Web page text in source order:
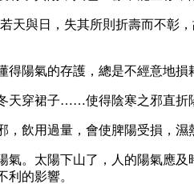
與日，失其所則折壽而不彰
陽氣的存護，總是不經意地損
穿裙子……使得陰寒之邪直折
飲用過量，會使脾陽受損，濕
太陽下山了，人的陽氣應及
的影響。